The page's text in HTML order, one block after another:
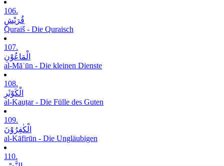
106.
قُرَیْشٍ
Quraiš - Die Quraisch
107.
الْمَاعُوْنِ
al-Māʿūn - Die kleinen Dienste
108.
الْکَوْثَرِ
al-Kauṯar - Die Fülle des Guten
109.
الْکٰفِرُوْنَ
al-Kāfirūn - Die Ungläubigen
110.